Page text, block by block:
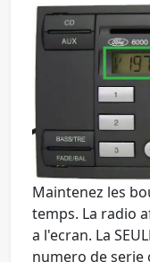
Maintenez les
temps. La radio
a l'ecran. La
numero de serie